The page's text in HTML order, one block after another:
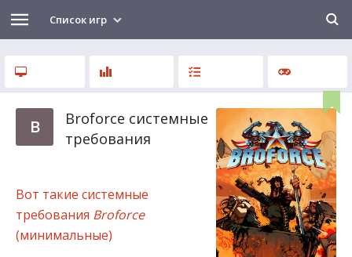
Список игр
B
Broforce системные
требования
Вот такие системные
требования Broforce
(минимальные)